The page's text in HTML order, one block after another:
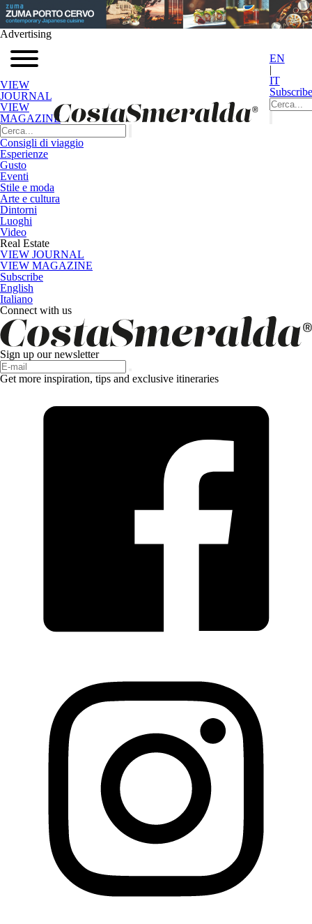
Advertising
VIEW
JOURNAL
VIEW
MAGAZINE
EN
|
IT
Subscribe
Consigli di viaggio
Esperienze
Gusto
Eventi
Stile e moda
Arte e cultura
Dintorni
Luoghi
Video
Real Estate
VIEW JOURNAL
VIEW MAGAZINE
Subscribe
English
Italiano
Connect with us
Sign up our newsletter
Get more inspiration, tips and exclusive itineraries